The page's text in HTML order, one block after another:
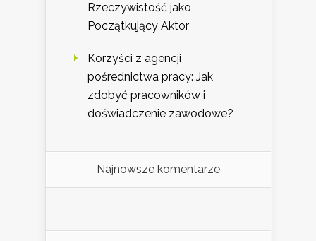
Rzeczywistość jako
Początkujący Aktor
Korzyści z agencji
pośrednictwa pracy: Jak
zdobyć pracowników i
doświadczenie zawodowe?
Najnowsze komentarze